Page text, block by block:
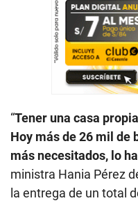
“Tener una casa
Hoy más de 26 mil de
más necesitados, lo
ministra Hania Pérez
la entrega de un total